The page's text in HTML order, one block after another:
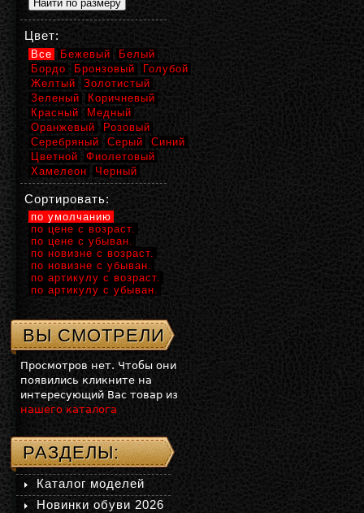
Цвет:
Все Бежевый
Белый
Бордо
Бронзовый
Голубой
Желтый
Золотистый
Зеленый
Коричневый
Красный
Медный
Оранжевый
Розовый
Серебряный
Серый
Синий
Цветной
Фиолетовый
Хамелеон
Черный
Сортировать:
по умолчанию
по цене с возраст.
по цене с убыван.
по новизне с возраст.
по новизне с убыван.
по артикулу с возраст.
по артикулу с убыван.
ВЫ СМОТРЕЛИ
Просмотров нет. Чтобы они
появились кликните на
интересующий Вас товар из
нашего каталога
РАЗДЕЛЫ:
Каталог моделей
Новинки обуви 2026